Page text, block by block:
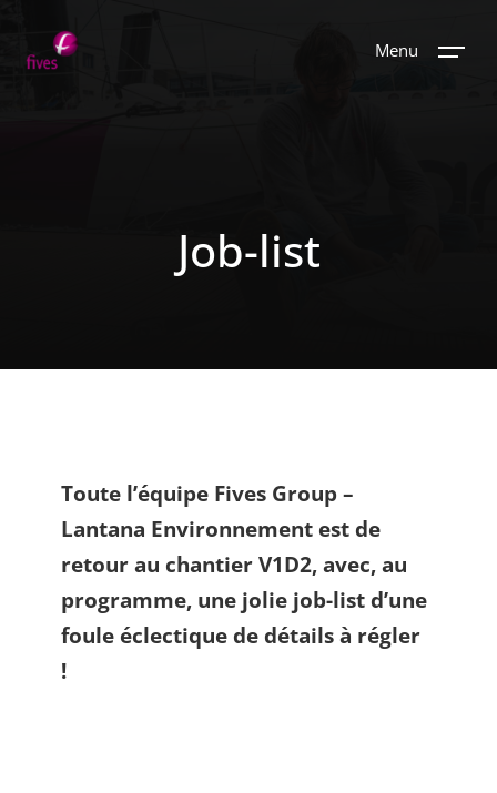
Menu
Job-list
Toute l’équipe Fives Group –
Lantana Environnement est de
retour au chantier V1D2, avec, au
programme, une jolie job-list d’une
foule éclectique de détails à régler
!